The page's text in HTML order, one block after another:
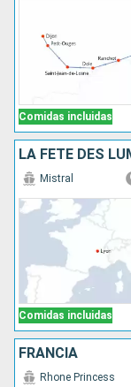
Comidas incluidas
LA FÊTE DES
Comidas incluidas
Mistral
FRANCIA
Rhone Princess